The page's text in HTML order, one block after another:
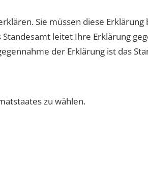
Sie müssen diese Erklärung
leitet Ihre Erklärung
der Erklärung ist das
zu wählen.